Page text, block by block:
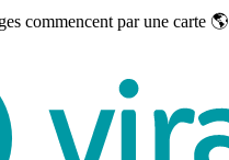
commencent par une carte 🌎